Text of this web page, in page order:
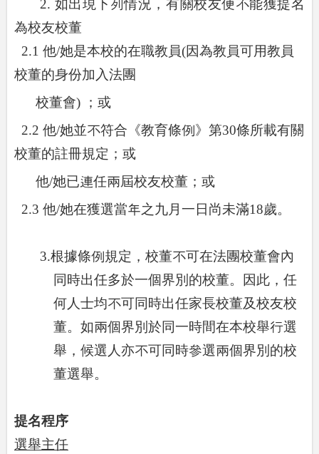
2. 如出現下列情況，有關校友便不能獲提名
為校友校董
2.1 他/她是本校的在職教員(因為教員可用教員
校董的身份加入法團
校董會)
；或
2.2 他/她並不符合《教育條例》第30條所載有關
校董的註冊規定；或
他/她已連任兩屆校友校董；或
2.3 他/她在獲選當年之九月一日尚未滿18歲。
3.根據條例規定，校董不可在法團校董會內
同時出任多於一個界別的校董。因此，任
何人士均不可同時出任家長校董及校友校
董。如兩個界別於同一時間在本校舉行選
舉，候選人亦不可同時參選兩個界別的校
董選舉。
提名程序
選舉主任